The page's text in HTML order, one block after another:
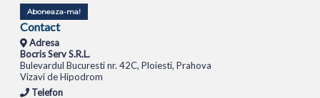
Aboneaza-ma!
Contact
Adresa
Bocris Serv S.R.L.
Bulevardul Bucuresti nr. 42C, Ploiesti, Prahova
Vizavi de Hipodrom
Telefon